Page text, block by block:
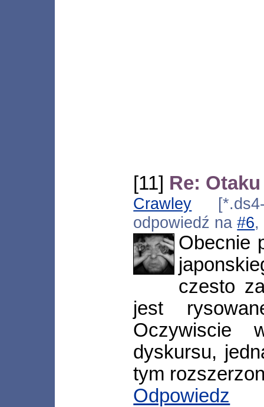
[11] Re:
Crawley [*.ds4-
odpowiedź na#6,
Obecnie
czesto
jest
Oczywiscie
dyskursu,
tym
Odpowiedz